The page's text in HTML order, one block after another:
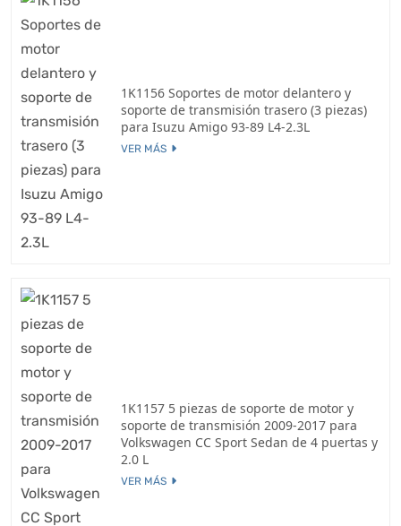
1K1156 Soportes de motor delantero y
soporte de transmisión trasero (3 piezas)
para Isuzu Amigo 93-89 L4-2.3L
VER MÁS
1K1157 5 piezas de soporte de motor y
soporte de transmisión 2009-2017 para
Volkswagen CC Sport Sedan de 4 puertas y
2.0 L
VER MÁS